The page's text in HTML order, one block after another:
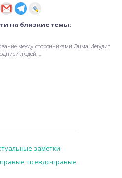
на близкие темы:
между сторонниками Оцма Иегудит
людей,…
заметки
правые,псевдо-правые